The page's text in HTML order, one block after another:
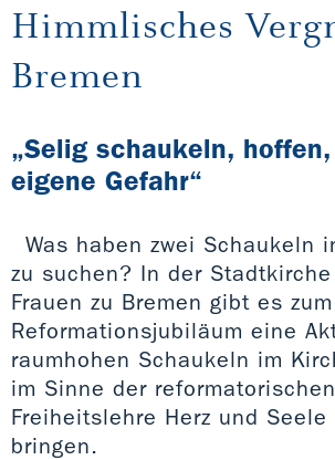
Himmlisches
Bremen
„Selig schaukeln,
eigene Gefahr“
Was haben zwei Schaukeln
zu suchen? In der
Frauen zu Bremen gibt es zum
Reformationsjubiläum eine
raumhohen Schaukeln im
im Sinne der reformatorischen
Freiheitslehre Herz und Seele
bringen.